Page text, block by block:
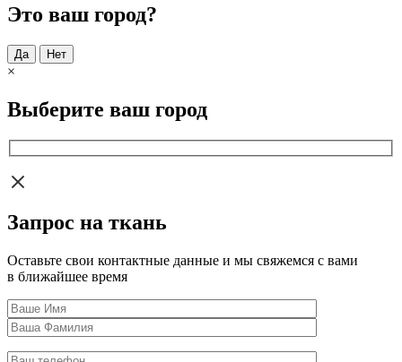
Это ваш город?
Да Нет
×
Выберите ваш город
Запрос на ткань
Оставьте свои контактные данные и мы свяжемся с вами
в ближайшее время